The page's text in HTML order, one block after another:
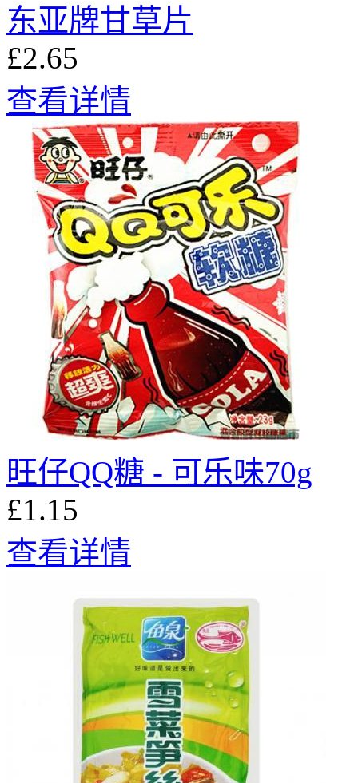
东亚牌甘草片
£2.65
查看详情
旺仔QQ糖 - 可乐味70g
£1.15
查看详情